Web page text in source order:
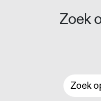
Zoek